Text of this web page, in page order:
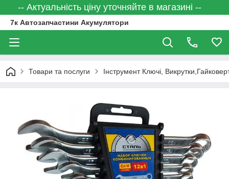
-- Актуальність ціну уточняйте в магазині --
7к Автозапчастини Акумулятори
Товари та послуги Інструмент Ключі,